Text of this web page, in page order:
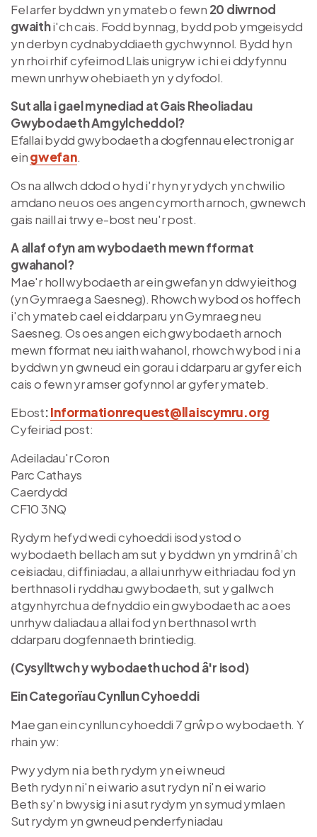
Fel arfer byddwn yn ymateb o fewn 20 diwrnod
gwaithi'ch cais. Fodd bynnag, bydd pob ymgeisydd
yn derbyn cydnabyddiaeth gychwynnol. Bydd hyn
yn rhoi rhif cyfeirnod Llais unigryw i chi ei ddyfynnu
mewn unrhyw ohebiaeth yn y dyfodol.
Sut alla i gael mynediad at Gais Rheoliadau
Gwybodaeth Amgylcheddol?
Efallai bydd gwybodaeth a dogfennau electronig ar
eingwefan.
Os na allwch ddod o hyd i'r hyn yr ydych yn chwilio
amdano neu os oes angen cymorth arnoch, gwnewch
gais naill ai trwy e-bost neu'r post.
A allaf ofyn am wybodaeth mewn fformat
gwahanol?
Mae'r holl wybodaeth ar ein gwefan yn ddwyieithog
(yn Gymraeg a Saesneg). Rhowch wybod os hoffech
i'ch ymateb cael ei ddarparu yn Gymraeg neu
Saesneg. Os oes angen eich gwybodaeth arnoch
mewn fformat neu iaith wahanol, rhowch wybod i ni a
byddwn yn gwneud ein gorau i ddarparu ar gyfer eich
cais o fewn yr amser gofynnol ar gyfer ymateb.
Ebost:Informationrequest@llaiscymru.org
Cyfeiriad post:
Adeiladau'r Coron
Parc Cathays
Caerdydd
CF10 3NQ
Rydym hefyd wedi cyhoeddi isod ystod o
wybodaeth bellach am sut y byddwn yn ymdrin â’ch
ceisiadau, diffiniadau, a allai unrhyw eithriadau fod yn
berthnasol i ryddhau gwybodaeth, sut y gallwch
atgynhyrchu a defnyddio ein gwybodaeth ac a oes
unrhyw daliadau a allai fod yn berthnasol wrth
ddarparu dogfennaeth brintiedig.
(Cysylltwch y wybodaeth uchod â'r isod)
Ein Categorïau Cynllun Cyhoeddi
Mae gan ein cynllun cyhoeddi 7 grŵp o wybodaeth. Y
rhain yw:
Pwy ydym ni a beth rydym yn ei wneud
Beth rydyn ni'n ei wario a sut rydyn ni'n ei wario
Beth sy'n bwysig i ni a sut rydym yn symud ymlaen
Sut rydym yn gwneud penderfyniadau